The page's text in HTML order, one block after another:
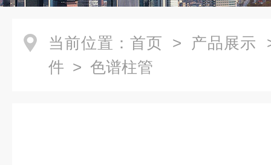
当前位置： 首页 > 产品展示
件 > 色谱柱管